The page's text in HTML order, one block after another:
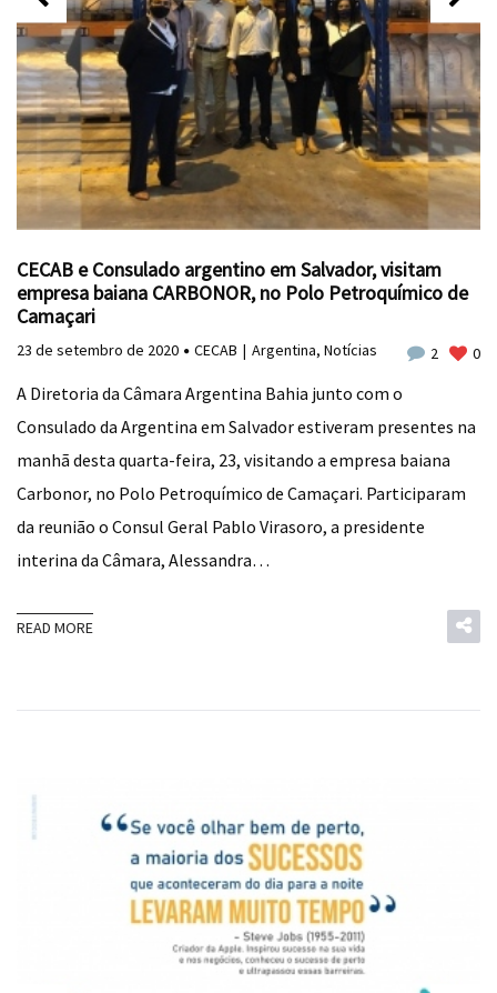
CECAB e Consulado argentino em Salvador, visitam
empresa baiana CARBONOR, no Polo Petroquímico de
Camaçari
23 de setembro de 2020 CECAB Argentina, Notícias 2 0
A Diretoria da Câmara Argentina Bahia junto com o
Consulado da Argentina em Salvador estiveram presentes na
manhã desta quarta-feira, 23, visitando a empresa baiana
Carbonor, no Polo Petroquímico de Camaçari. Participaram
da reunião o Consul Geral Pablo Virasoro, a presidente
interina da Câmara, Alessandra…
READ MORE